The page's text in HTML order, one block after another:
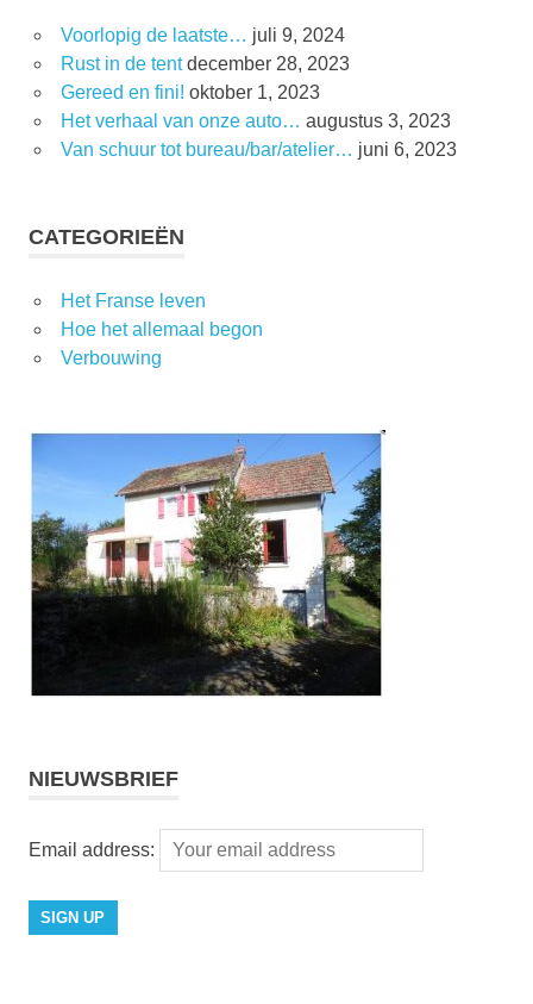
Voorlopig de laatste… juli 9, 2024
Rust in de tent december 28, 2023
Gereed en fini! oktober 1, 2023
Het verhaal van onze auto… augustus 3, 2023
Van schuur tot bureau/bar/atelier… juni 6, 2023
CATEGORIEËN
Het Franse leven
Hoe het allemaal begon
Verbouwing
NIEUWSBRIEF
Email address: